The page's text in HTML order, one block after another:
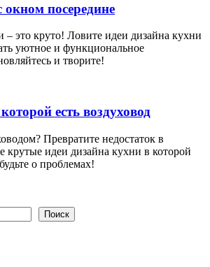
окном посередине
– это круто! Ловите идеи дизайна кухни
уютное и функциональное
и творите!
есть воздуховод
Превратите недостаток в
идеи дизайна кухни в которой
о проблемах!
Поиск